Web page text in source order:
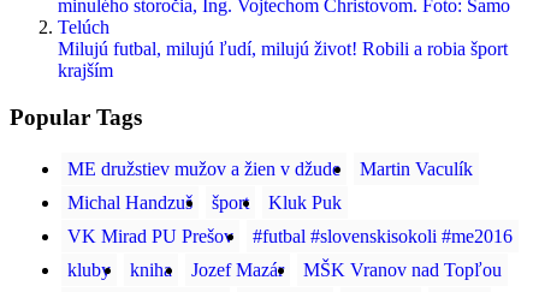
Milujú futbal, milujú ľudí, milujú život! Robili a robia šport
krajším
Popular Tags
ME družstiev mužov a žien v džude
Martin Vaculík
Michal Handzuš
šport
Kluk Puk
VK Mirad PU Prešov
#futbal #slovenskisokoli #me2016
kluby
kniha Jozef Mazár MŠK Vranov nad Topľou